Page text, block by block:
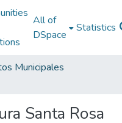
All of
DSpace
Statistics
Municipales
Santa Rosa